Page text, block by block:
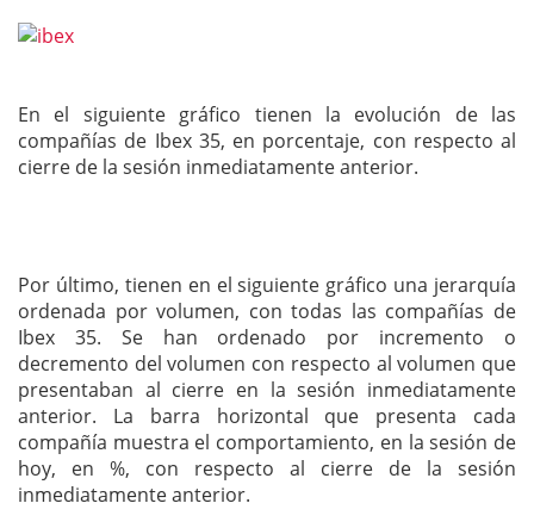
En el siguiente gráfico tienen la evolución de las
compañías de Ibex 35, en porcentaje, con respecto al
cierre de la sesión inmediatamente anterior.
Por último, tienen en el siguiente gráfico una jerarquía
ordenada por volumen, con todas las compañías de
Ibex 35. Se han ordenado por incremento o
decremento del volumen con respecto al volumen que
presentaban al cierre en la sesión inmediatamente
anterior. La barra horizontal que presenta cada
compañía muestra el comportamiento, en la sesión de
hoy, en %, con respecto al cierre de la sesión
inmediatamente anterior.